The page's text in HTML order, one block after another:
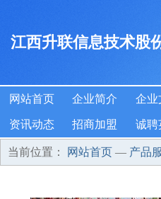
江西升联信息技术股
网站首页 企业简介 企业
资讯动态 招商加盟 诚聘
当前位置： 网站首页 — 产品